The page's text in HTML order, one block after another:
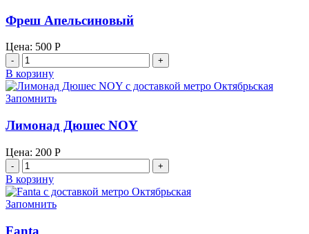
Фреш Апельсиновый
Цена: 500 Р
Количество
товара
Фреш
Апельсиновый
В корзину
Запомнить
Лимонад Дюшес NOY
Цена: 200 Р
Количество
товара
Лимонад
Дюшес
В корзину
Запомнить
Fanta